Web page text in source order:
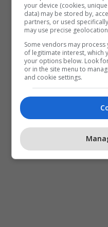
your device (cookies,
data) may be stored by,
partners, or used
may use precise
Some vendors may
of legitimate interest, which
your options below. Look
or in the site menu to
and cookie settings.